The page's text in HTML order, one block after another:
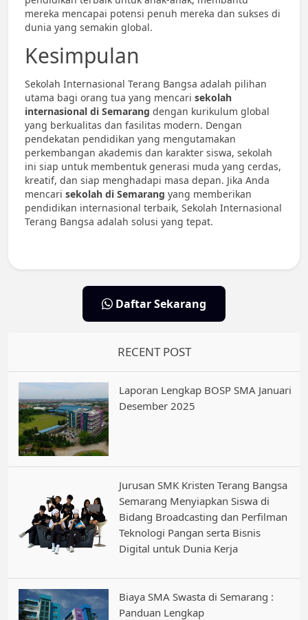
mereka mencapai potensi penuh mereka dan sukses di
dunia yang semakin global.
Kesimpulan
Sekolah Internasional Terang Bangsa adalah pilihan
utama bagi orang tua yang mencari sekolah
internasional di Semarang dengan kurikulum global
yang berkualitas dan fasilitas modern. Dengan
pendekatan pendidikan yang mengutamakan
perkembangan akademis dan karakter siswa, sekolah
ini siap untuk membentuk generasi muda yang cerdas,
kreatif, dan siap menghadapi masa depan. Jika Anda
mencari sekolah di Semarang yang memberikan
pendidikan internasional terbaik, Sekolah Internasional
Terang Bangsa adalah solusi yang tepat.
Daftar Sekarang
RECENT POST
Laporan Lengkap BOSP SMA Januari
Desember 2025
Jurusan SMK Kristen Terang Bangsa
Semarang Menyiapkan Siswa di
Bidang Broadcasting dan Perfilman
Teknologi Pangan serta Bisnis
Digital untuk Dunia Kerja
Biaya SMA Swasta di Semarang :
Panduan Lengkap